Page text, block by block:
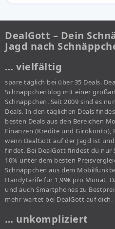
DealGott – Dein
Jagd nach
… vielfältig
spare täglich bei über 35 Deals.
Schnäppchenblog mit einer
Schnäppchen. Seit 2009 sind es
Deals. In den täglichen Deals
besten Deals aus den Bereichen
Finanzen (Kredite und Girokonto),
wenn DealGott auf der Jagd ist
findet. Bei DealGott findest du nur
10% unter dem besten
Schnäppchen aus dem
Handytarife für 1,99€ pro Monat,
und auch Smartphones zu
mehr wartet bei DealGott auf dich.
… unkompliziert